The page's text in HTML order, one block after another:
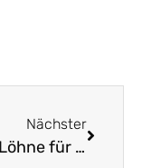
Nächster
Höhere Löhne für die Kindergartenlehrpersonen